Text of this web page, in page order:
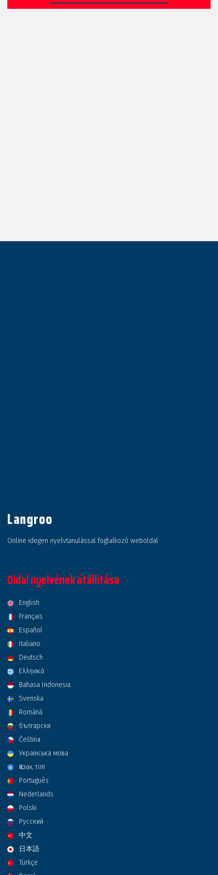
Langroo
Online idegen nyelvtanulással foglalkozó weboldal
Oldal nyelvének átállítása
English
Français
Español
Italiano
Deutsch
Ελληνικά
Bahasa Indonesia
Svenska
Română
български
Čeština
Українська мова
Қазақ тілі
Português
Nederlands
Polski
Русский
中文
日本語
Türkçe